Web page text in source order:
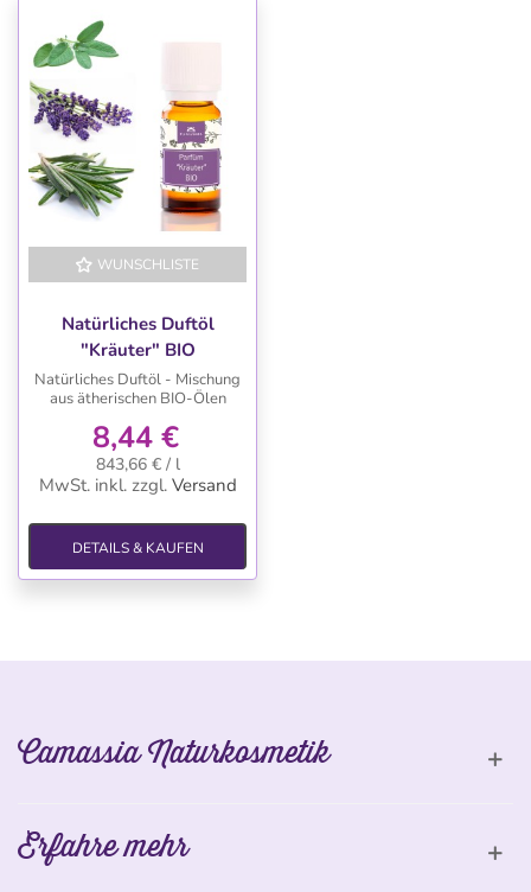
WUNSCHLISTE
Natürliches Duftöl
"Kräuter" BIO
Natürliches Duftöl - Mischung
aus ätherischen BIO-Ölen
8,44 €
843,66 € / l
MwSt. inkl. zzgl. Versand
DETAILS & KAUFEN
Camassia Naturkosmetik
Erfahre mehr